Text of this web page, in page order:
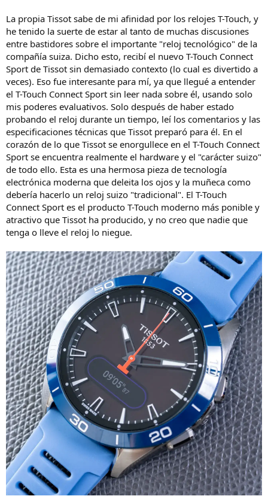
La propia Tissot sabe de mi afinidad por los relojes T-Touch, y
he tenido la suerte de estar al tanto de muchas discusiones
entre bastidores sobre el importante "reloj tecnológico" de la
compañía suiza. Dicho esto, recibí el nuevo T-Touch Connect
Sport de Tissot sin demasiado contexto (lo cual es divertido a
veces). Eso fue interesante para mí, ya que llegué a entender
el T-Touch Connect Sport sin leer nada sobre él, usando solo
mis poderes evaluativos. Solo después de haber estado
probando el reloj durante un tiempo, leí los comentarios y las
especificaciones técnicas que Tissot preparó para él. En el
corazón de lo que Tissot se enorgullece en el T-Touch Connect
Sport se encuentra realmente el hardware y el "carácter suizo"
de todo ello. Esta es una hermosa pieza de tecnología
electrónica moderna que deleita los ojos y la muñeca como
debería hacerlo un reloj suizo "tradicional". El T-Touch
Connect Sport es el producto T-Touch moderno más ponible y
atractivo que Tissot ha producido, y no creo que nadie que
tenga o lleve el reloj lo niegue.